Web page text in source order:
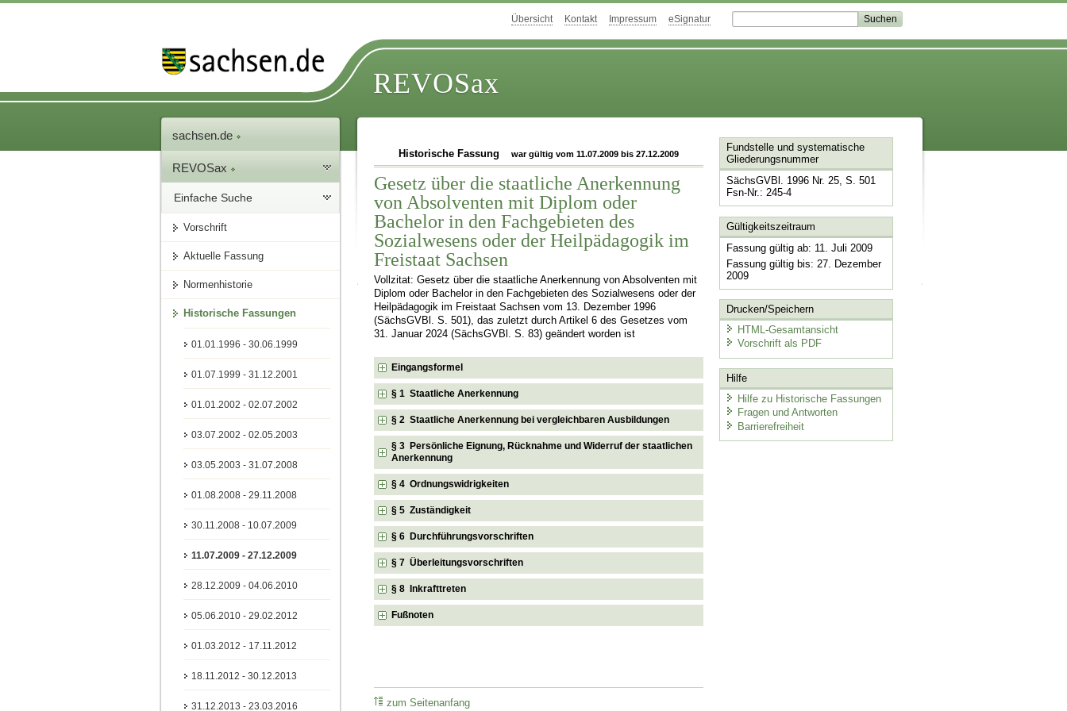
Übersicht Kontakt Impressum eSignatur
REVOSax
sachsen.de
REVOSax
Einfache Suche
Vorschrift
Aktuelle Fassung
Normenhistorie
Historische Fassungen
01.01.1996 - 30.06.1999
01.07.1999 - 31.12.2001
01.01.2002 - 02.07.2002
03.07.2002 - 02.05.2003
03.05.2003 - 31.07.2008
01.08.2008 - 29.11.2008
30.11.2008 - 10.07.2009
11.07.2009 - 27.12.2009
28.12.2009 - 04.06.2010
05.06.2010 - 29.02.2012
01.03.2012 - 17.11.2012
18.11.2012 - 30.12.2013
31.12.2013 - 23.03.2016
Historische Fassung war gültig vom 11.07.2009 bis 27.12.2009
Gesetz über die staatliche Anerkennung
von Absolventen mit Diplom oder
Bachelor in den Fachgebieten des
Sozialwesens oder der Heilpädagogik im
Freistaat Sachsen
Vollzitat: Gesetz über die staatliche Anerkennung von Absolventen mit
Diplom oder Bachelor in den Fachgebieten des Sozialwesens oder der
Heilpädagogik im Freistaat Sachsen vom 13. Dezember 1996
(SächsGVBl. S. 501), das zuletzt durch Artikel 6 des Gesetzes vom
31. Januar 2024 (SächsGVBl. S. 83) geändert worden ist
Eingangsformel
§ 1 Staatliche Anerkennung
§ 2 Staatliche Anerkennung bei vergleichbaren Ausbildungen
§ 3 Persönliche Eignung, Rücknahme und Widerruf der staatlichen
Anerkennung
§ 4 Ordnungswidrigkeiten
§ 5 Zuständigkeit
§ 6 Durchführungsvorschriften
§ 7 Überleitungsvorschriften
§ 8 Inkrafttreten
Fußnoten
zum Seitenanfang
Fundstelle und systematische
Gliederungsnummer
SächsGVBl. 1996 Nr. 25, S. 501
Fsn-Nr.: 245-4
Gültigkeitszeitraum
Fassung gültig ab: 11. Juli 2009
Fassung gültig bis: 27. Dezember
2009
Drucken/Speichern
HTML-Gesamtansicht
Vorschrift als PDF
Hilfe
Hilfe zu Historische Fassungen
Fragen und Antworten
Barrierefreiheit